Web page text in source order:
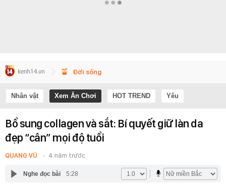
Đời sống
Nhân vật Xem Ăn Chơi HOT TREND Yêu
Bổ sung collagen và sắt: Bí quyết giữ làn da
đẹp “cân” mọi độ tuổi
QUANG VŨ 4 năm trước
Nghe đọc bài 5:28